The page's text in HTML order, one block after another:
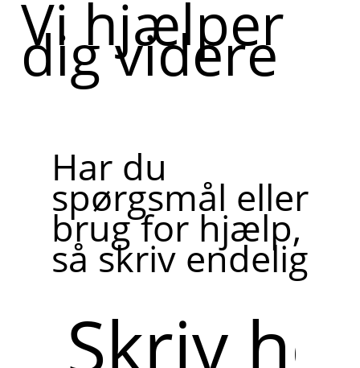
Vi hjælper
dig videre
Har du
spørgsmål eller
brug for hjælp,
så skriv endelig
her